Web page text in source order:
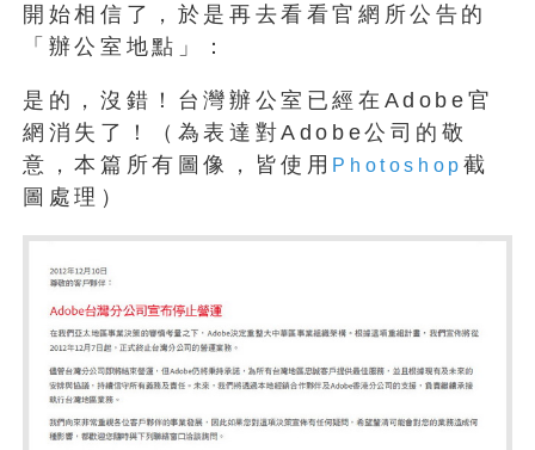
開始相信了，於是再去看看官網所公告的
「辦公室地點」：
是的，沒錯！台灣辦公室已經在Adobe官
網消失了！（為表達對Adobe公司的敬
意，本篇所有圖像，皆使用 Photoshop 截
圖處理）